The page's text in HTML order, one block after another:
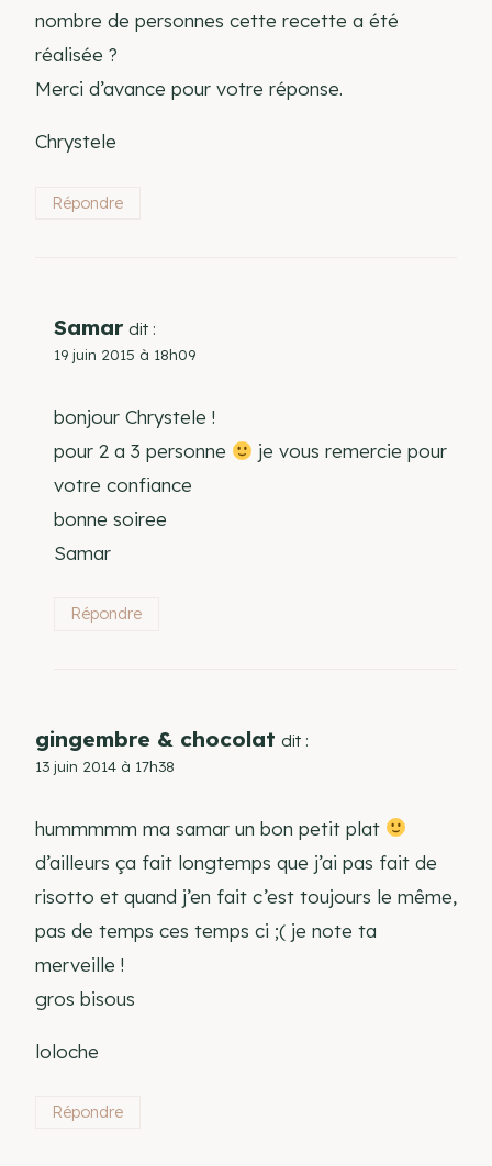
nombre de personnes cette recette a été
réalisée ?
Merci d’avance pour votre réponse.
Chrystele
Répondre
Samar dit :
19 juin 2015 à 18h09
bonjour Chrystele !
pour 2 a 3 personne
je vous remercie pour
votre confiance
bonne soiree
Samar
Répondre
gingembre & chocolat dit :
13 juin 2014 à 17h38
hummmmm ma samar un bon petit plat
d’ailleurs ça fait longtemps que j’ai pas fait de
risotto et quand j’en fait c’est toujours le même,
pas de temps ces temps ci ;( je note ta
merveille !
gros bisous
loloche
Répondre